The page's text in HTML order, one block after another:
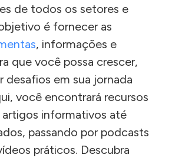
de todos os setores e
é fornecer as
, informações e
que você possa crescer,
desafios em sua jornada
você encontrará recursos
informativos até
passando por podcasts
práticos. Descubra